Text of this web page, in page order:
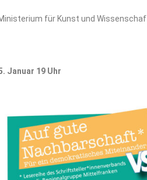
für Kunst und
Januar 19 Uhr